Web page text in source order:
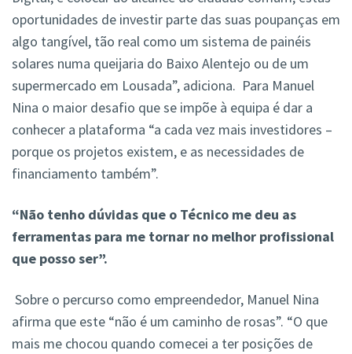
oportunidades de investir parte das suas poupanças em
algo tangível, tão real como um sistema de painéis
solares numa queijaria do Baixo Alentejo ou de um
supermercado em Lousada”, adiciona. Para Manuel
Nina o maior desafio que se impõe à equipa é dar a
conhecer a plataforma “a cada vez mais investidores –
porque os projetos existem, e as necessidades de
financiamento também”.
“Não tenho dúvidas que o Técnico me deu as
ferramentas para me tornar no melhor profissional
que posso ser”.
Sobre o percurso como empreendedor, Manuel Nina
afirma que este “não é um caminho de rosas”. “O que
mais me chocou quando comecei a ter posições de